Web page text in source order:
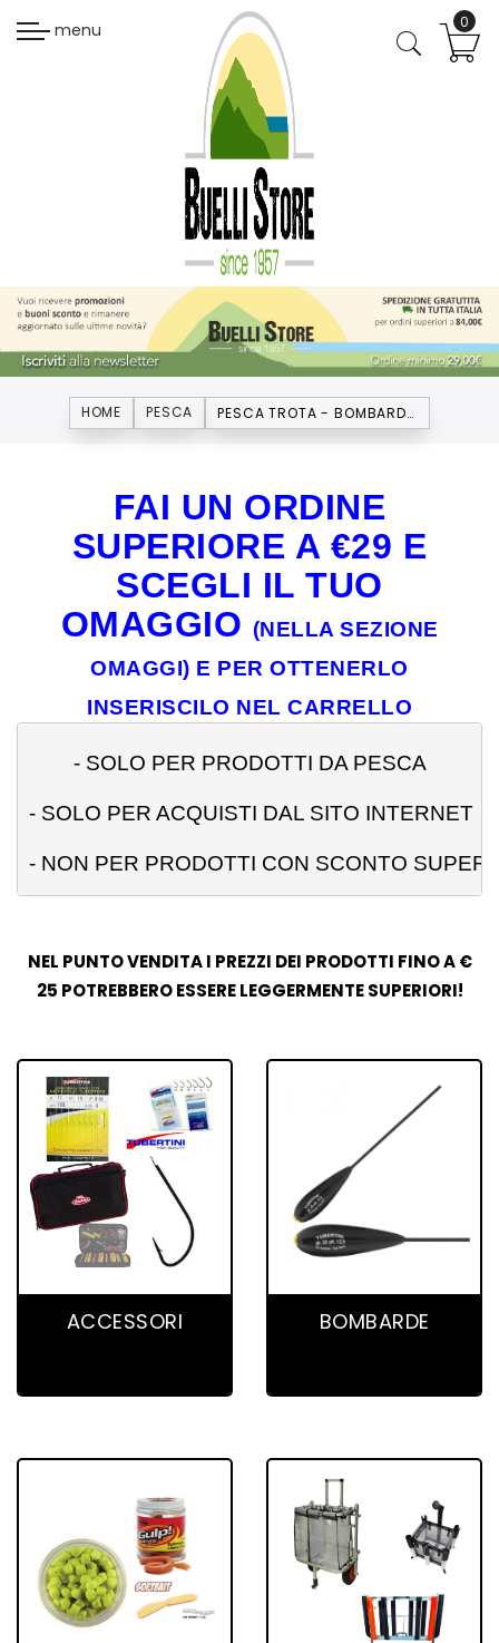
menu
HOME PESCA PESCA TROTA - BOMBARDE E ACCESSORI
FAI UN ORDINE
SUPERIORE A €29 E
SCEGLI IL TUO
OMAGGIO (NELLA SEZIONE
OMAGGI) E PER OTTENERLO
INSERISCILO NEL CARRELLO
- SOLO PER PRODOTTI DA PESCA
- SOLO PER ACQUISTI DAL SITO INTERNET
- NON PER PRODOTTI CON SCONTO
NEL PUNTO VENDITA I PREZZI DEI PRODOTTI FINO A €
25 POTREBBERO ESSERE LEGGERMENTE SUPERIORI!
ACCESSORI BOMBARDE